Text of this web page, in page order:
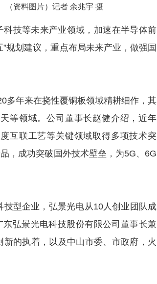
（资料图片）记者 余兆宇 摄
技等未来产业领域，加速在半导体前
规划建议，重点布局未来产业，做强国
多年来在挠性覆铜板领域精耕细作，其
等领域。公司董事长赵健介绍，近年
互联工艺等关键领域取得多项技术突
，成功突破国外技术壁垒，为5G、6G
型企业，弘景光电从10人创业团队成
弘景光电科技股份有限公司董事长兼
的执着，以及中山市委、市政府，火